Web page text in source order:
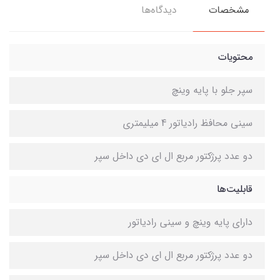
مشخصات دیدگاه‌ها
محتویات
سپر جلو با پایه وینچ
سینی محافظ رادیاتور 4 میلیمتری
دو عدد پرژكتور مربع ال ای دی داخل سپر
قابلیت‌ها
دارای پایه وینچ و سینی رادیاتور
دو عدد پرژکتور مربع ال ای دی داخل سپر